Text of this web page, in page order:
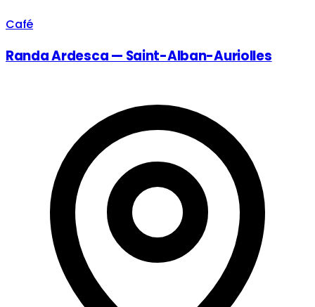
Café
Randa Ardesca — Saint-Alban-Auriolles